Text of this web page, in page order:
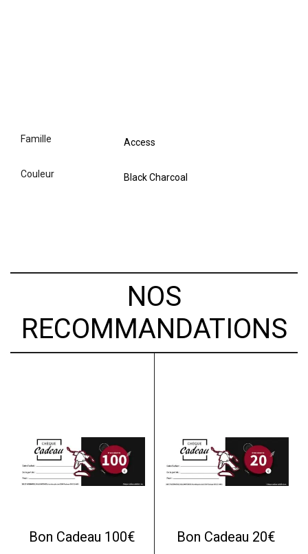
famille Access
couleur Black Charcoal
NOS
RECOMMANDATIONS
Bon Cadeau 100€ Bon Cadeau 20€